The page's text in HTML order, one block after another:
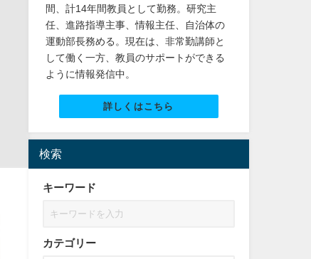
間、計14年間教員として勤務。研究主
任、進路指導主事、情報主任、自治体の
運動部長務める。現在は、非常勤講師と
して働く一方、教員のサポートができる
ように情報発信中。
詳しくはこちら
検索
キーワード
カテゴリー